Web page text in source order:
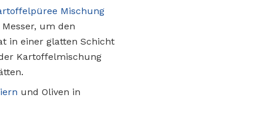
Mischung
um den
in einer glatten Schicht
Kartoffelmischung
und Oliven in